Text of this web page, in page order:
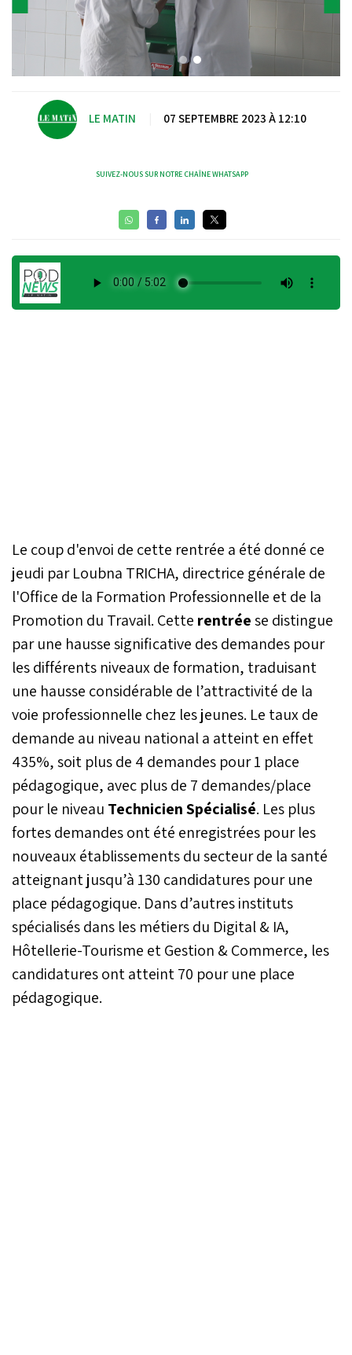
LE MATIN 07 SEPTEMBRE 2023 À 12:10
SUIVEZ-NOUS SUR NOTRE CHAÎNE WHATSAPP
Le coup d'envoi de cette rentrée a été donné ce
jeudi par Loubna TRICHA, directrice générale de
l'Office de la Formation Professionnelle et de la
Promotion du Travail. Cette rentréese distingue
par une hausse significative des demandes pour
les différents niveaux de formation, traduisant
une hausse considérable de l’attractivité de la
voie professionnelle chez les jeunes. Le taux de
demande au niveau national a atteint en effet
435%, soit plus de 4 demandes pour 1 place
pédagogique, avec plus de 7 demandes/place
pour le niveau Technicien Spécialisé. Les plus
fortes demandes ont été enregistrées pour les
nouveaux établissements du secteur de la santé
atteignant jusqu’à 130 candidatures pour une
place pédagogique. Dans d’autres instituts
spécialisés dans les métiers du Digital & IA,
Hôtellerie-Tourisme et Gestion & Commerce, les
candidatures ont atteint 70 pour une place
pédagogique.